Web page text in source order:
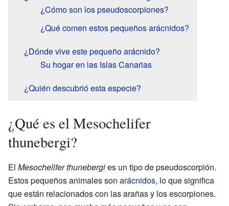
¿Cómo son los pseudoscorpiones?
¿Qué comen estos pequeños arácnidos?
¿Dónde vive este pequeño arácnido?
Su hogar en las Islas Canarias
¿Quién descubrió esta especie?
¿Qué es el Mesochelifer
thunebergi?
El Mesochelifer thunebergies un tipo de pseudoscorpión.
Estos pequeños animales son arácnidos, lo que significa
que están relacionados con las arañas y los escorpiones.